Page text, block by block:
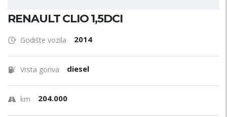
RENAULT CLIO 1,5DCI
Godište vozila 2014
Vrsta goriva diesel
km 204.000